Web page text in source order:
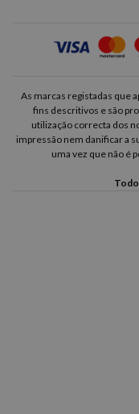
As marcas registadas que
fins descritivos e são
utilização correcta dos
impressão nem danificar a
uma vez que não é